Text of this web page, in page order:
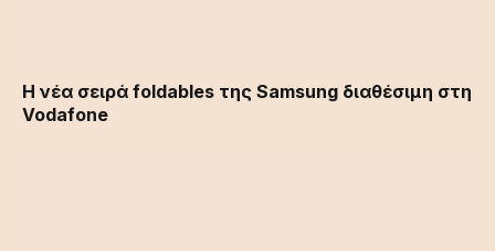
Η νέα σειρά foldables της Samsung διαθέσιμη στη
Vodafone